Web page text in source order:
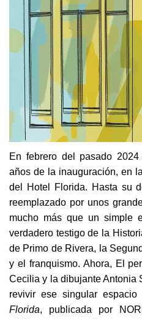
En febrero del pasado
años de la inauguración, en
del Hotel Florida. Hasta su
reemplazado por unos
mucho más que un simple
verdadero testigo de la
de Primo de Rivera, la
y el franquismo. Ahora, El
Cecilia y la dibujante Antonia
revivir ese singular
Florida, publicada por